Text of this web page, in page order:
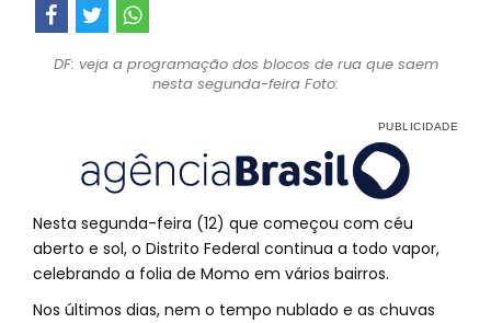
DF: veja a programação dos blocos de rua que saem
nesta segunda-feira Foto:
Nesta segunda-feira (12) que começou com céu
aberto e sol, o Distrito Federal continua a todo vapor,
celebrando a folia de Momo em vários bairros.
Nos últimos dias, nem o tempo nublado e as chuvas